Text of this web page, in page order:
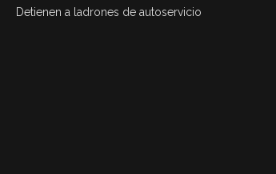
Detienen a ladrones de autoservicio